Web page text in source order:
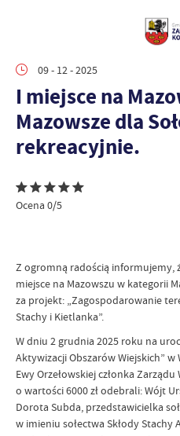
09 - 12 - 2025
I miejsce na
Mazowsze dla
rekreacyjnie.
Ocena 0/5
Z ogromną radością informujemy,
miejsce na Mazowszu w kategorii
za projekt: „Zagospodarowanie
Stachy i Kietlanka”.
W dniu 2 grudnia 2025 roku na
Aktywizacji Obszarów Wiejskich”
Ewy Orzełowskiej członka
o wartości 6000 zł odebrali: Wójt
Dorota Subda, przedstawicielka
w imieniu sołectwa Skłody Stachy